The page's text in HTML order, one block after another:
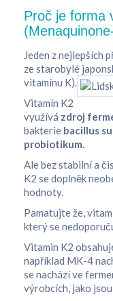
Proč je forma
Jeden z nejlepších
ze starobylé
vitamínu K).
Vitamín K2
využívá zdroj
bakterie bacillus
probiotikum.
Ale bez stabilní a
K2 se doplněk
hodnoty.
Pamatujte že,
který se
Vitamin K2
například MK-4
se nachází ve
výrobcích, jako